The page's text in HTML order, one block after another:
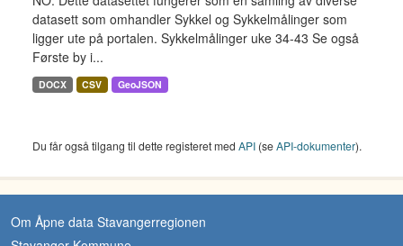
datasett som omhandler Sykkel og Sykkelmålinger som
ligger ute på portalen. Sykkelmålinger uke 34-43 Se også
Første by i...
DOCX CSV GeoJSON
Du får også tilgang til dette registeret med API (seAPI-dokumenter).
Om Åpne data Stavangerregionen